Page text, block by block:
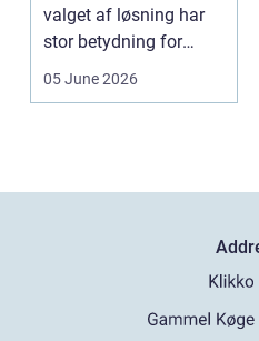
valget af løsning har
stor betydning for
05 June 2026